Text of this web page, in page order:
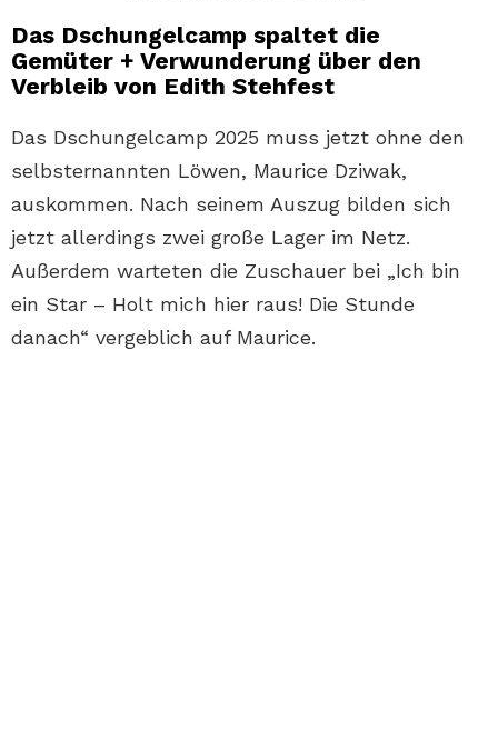
Das Dschungelcamp spaltet die
Gemüter + Verwunderung über den
Verbleib von Edith Stehfest
Das Dschungelcamp 2025 muss jetzt ohne den
selbsternannten Löwen, Maurice Dziwak,
auskommen. Nach seinem Auszug bilden sich
jetzt allerdings zwei große Lager im Netz.
Außerdem warteten die Zuschauer bei „Ich bin
ein Star – Holt mich hier raus! Die Stunde
danach“ vergeblich auf Maurice.